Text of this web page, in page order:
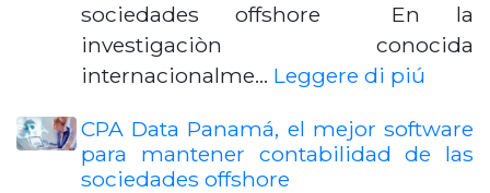
sociedades offshore En la
investigaciòn conocida
internacionalme… Leggere di piú
CPA Data Panamá, el mejor software
para mantener contabilidad de las
sociedades offshore